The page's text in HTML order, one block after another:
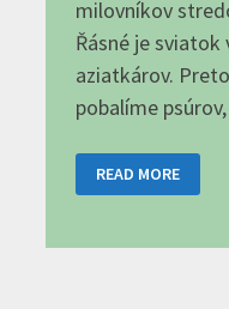
milovníkov
Řásné je
aziatkárov.
pobalíme
2023
READ MORE